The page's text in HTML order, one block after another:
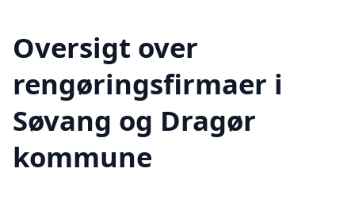
Oversigt over
rengøringsfirmaer i
Søvang og Dragør
kommune